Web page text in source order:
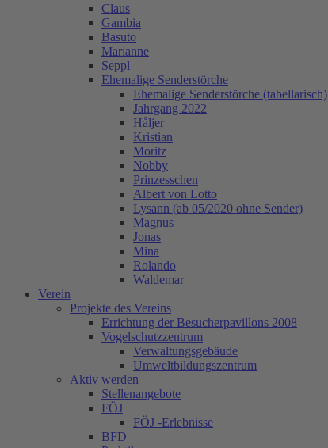
Claus
Gambia
Basuto
Marianne
Seppl
Ehemalige Senderstörche
Ehemalige Senderstörche (tabellarisch)
Jahrgang 2022
Håljer
Kristian
Moritz
Nobby
Prinzesschen
Albert von Lotto
Lysann (ab 05/2020 ohne Sender)
Magnus
Jonas
Mina
Rolando
Waldemar
Verein
Projekte des Vereins
Errichtung der Besucherpavillons 2008
Vogelschutzzentrum
Verwaltungsgebäude
Umweltbildungszentrum
Aktiv werden
Stellenangebote
FÖJ
FÖJ -Erlebnisse
BFD